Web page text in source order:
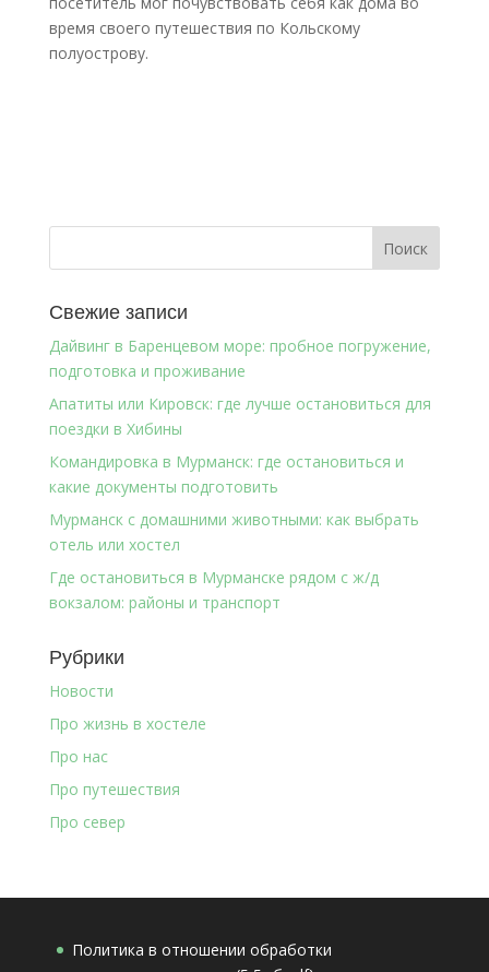
время своего путешествия по Кольскому
полуострову.
Свежие записи
Дайвинг в Баренцевом море: пробное погружение,
подготовка и проживание
Апатиты или Кировск: где лучше остановиться для
поездки в Хибины
Командировка в Мурманск: где остановиться и
какие документы подготовить
Мурманск с домашними животными: как выбрать
отель или хостел
Где остановиться в Мурманске рядом с ж/д
вокзалом: районы и транспорт
Рубрики
Новости
Про жизнь в хостеле
Про нас
Про путешествия
Про север
Политика в отношении обработки